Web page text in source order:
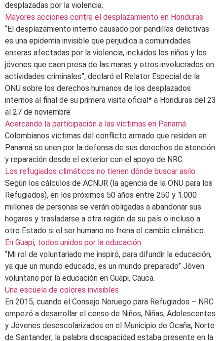
desplazadas por la violencia.
Mayores acciones contra el desplazamiento en Honduras
“El desplazamiento interno causado por pandillas delictivas
es una epidemia invisible que perjudica a comunidades
enteras afectadas por la violencia, incluidos los niños y los
jóvenes que caen presa de las maras y otros involucrados en
actividades criminales”, declaró el Relator Especial de la
ONU sobre los derechos humanos de los desplazados
internos al final de su primera visita oficial* a Honduras del 23
al 27 de noviembre
Acercando la participación a las víctimas en Panamá
Colombianos víctimas del conflicto armado que residen en
Panamá se unen por la defensa de sus derechos de atención
y reparación desde el exterior con el apoyo de NRC.
Los refugiados climáticos no tienen dónde buscar asilo
Según los cálculos de ACNUR (la agencia de la ONU para los
Refugiados), en los próximos 50 años entre 250 y 1.000
millones de personas se verán obligadas a abandonar sus
hogares y trasladarse a otra región de su país o incluso a
otro Estado si el ser humano no frena el cambio climático.
En Guapi, todos unidos por la educación
“Mi rol de voluntariado me inspiró, para difundir la educación,
ya que un mundo educado, es un mundo preparado” Jóven
voluntario por la educación en Guapi, Cauca.
Una escuela de colores invisibles
En 2015, cuando el Consejo Noruego para Refugiados – NRC
empezó a desarrollar el censo de Niños, Niñas, Adolescentes
y Jóvenes desescolarizados en el Municipio de Ocaña, Norte
de Santander; la palabra discapacidad estaba presente en la